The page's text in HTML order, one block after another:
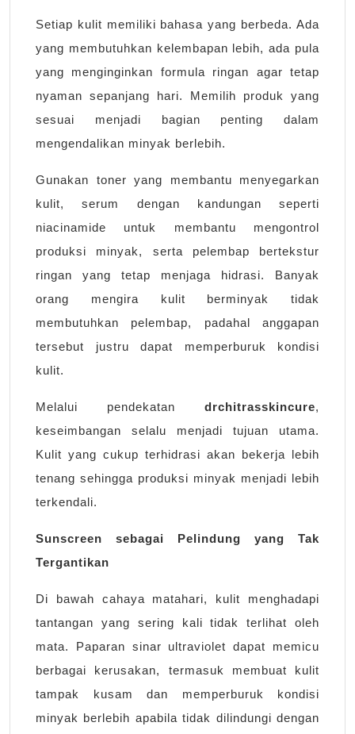
Setiap kulit memiliki bahasa yang berbeda. Ada
yang membutuhkan kelembapan lebih, ada pula
yang menginginkan formula ringan agar tetap
nyaman sepanjang hari. Memilih produk yang
sesuai menjadi bagian penting dalam
mengendalikan minyak berlebih.
Gunakan toner yang membantu menyegarkan
kulit, serum dengan kandungan seperti
niacinamide untuk membantu mengontrol
produksi minyak, serta pelembap bertekstur
ringan yang tetap menjaga hidrasi. Banyak
orang mengira kulit berminyak tidak
membutuhkan pelembap, padahal anggapan
tersebut justru dapat memperburuk kondisi
kulit.
Melalui pendekatan drchitrasskincure,
keseimbangan selalu menjadi tujuan utama.
Kulit yang cukup terhidrasi akan bekerja lebih
tenang sehingga produksi minyak menjadi lebih
terkendali.
Sunscreen sebagai Pelindung yang Tak
Tergantikan
Di bawah cahaya matahari, kulit menghadapi
tantangan yang sering kali tidak terlihat oleh
mata. Paparan sinar ultraviolet dapat memicu
berbagai kerusakan, termasuk membuat kulit
tampak kusam dan memperburuk kondisi
minyak berlebih apabila tidak dilindungi dengan